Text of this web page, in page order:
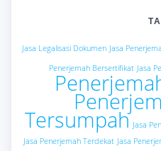
Jasa Legalisasi Dokumen Jasa
Penerjemah Bersertifikat Jasa
Tersumpah Jasa
Jasa Penerjemah Terdekat Jasa